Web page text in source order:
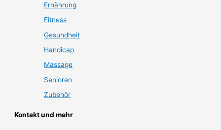
Ernährung
Fitness
Gesundheit
Handicap
Massage
Senioren
Zubehör
Kontakt und mehr